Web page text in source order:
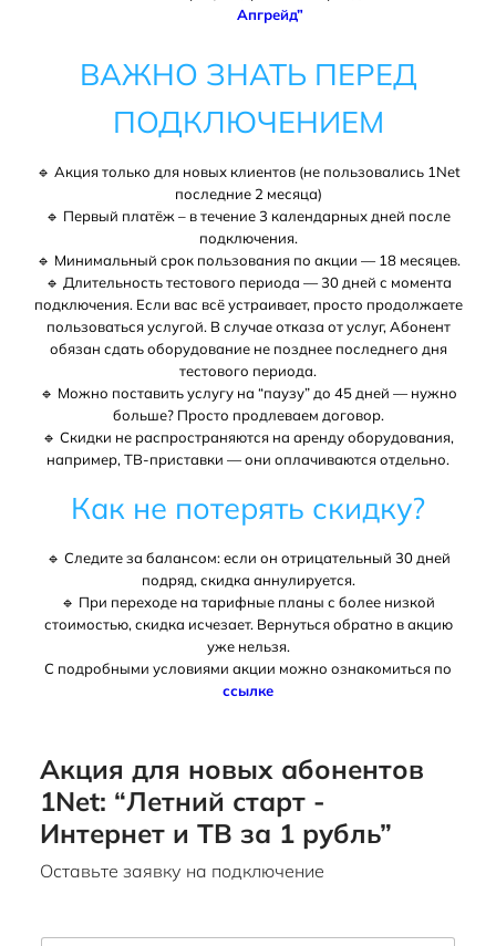
Апгрейд”
ВАЖНО ЗНАТЬ ПЕРЕД
ПОДКЛЮЧЕНИЕМ
🔹 Акция только для новых клиентов (не пользовались 1Net
последние 2 месяца)
🔹 Первый платёж – в течение 3 календарных дней после
подключения.
🔹 Минимальный срок пользования по акции — 18 месяцев.
🔹 Длительность тестового периода — 30 дней с момента
подключения. Если вас всё устраивает, просто продолжаете
пользоваться услугой. В случае отказа от услуг, Абонент
обязан сдать оборудование не позднее последнего дня
тестового периода.
🔹 Можно поставить услугу на “паузу” до 45 дней — нужно
больше? Просто продлеваем договор.
🔹 Скидки не распространяются на аренду оборудования,
например, ТВ-приставки — они оплачиваются отдельно.
Как не потерять скидку?
🔹 Следите за балансом: если он отрицательный 30 дней
подряд, скидка аннулируется.
🔹 При переходе на тарифные планы с более низкой
стоимостью, скидка исчезает. Вернуться обратно в акцию
уже нельзя.
С подробными условиями акции можно ознакомиться по
ссылке
Акция для новых абонентов
1Net: “Летний старт -
Интернет и ТВ за 1 рубль”
Оставьте заявку на подключение